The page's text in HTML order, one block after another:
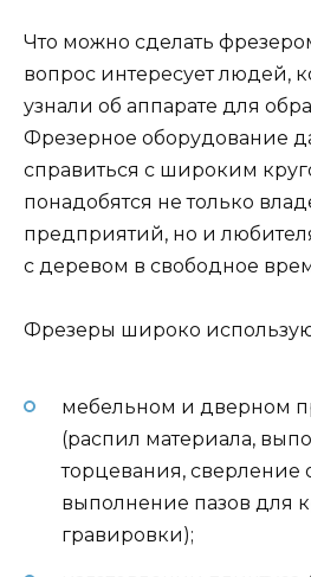
Что можно сделать
вопрос интересует людей,
узнали об аппарате для
Фрезерное оборудование
справиться с широким
понадобятся не только
предприятий, но и
с деревом в свободное
Фрезеры широко
мебельном и дверном
(распил материала,
торцевания, сверление
выполнение пазов для
гравировки);